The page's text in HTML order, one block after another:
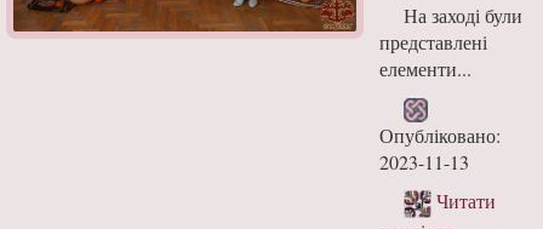
На заході були
представлені
елементи...
Опубліковано:
2023-11-13
Читати